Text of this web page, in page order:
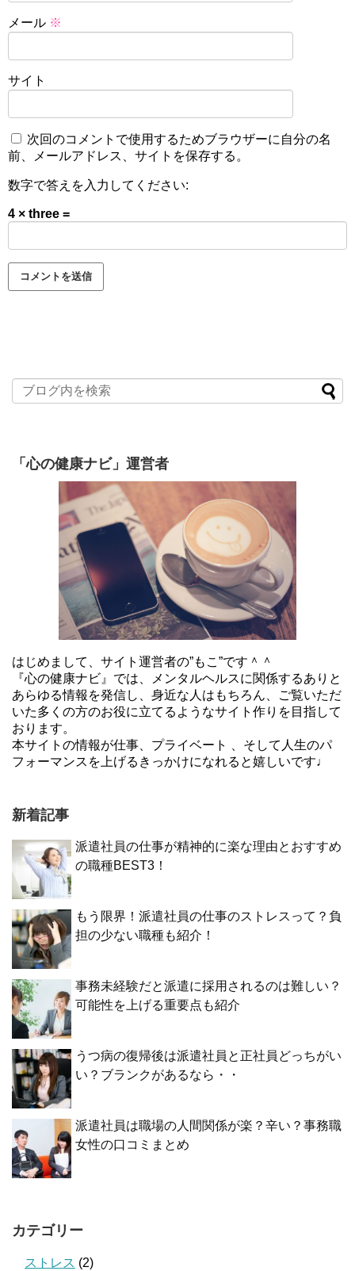
メール ※
サイト
次回のコメントで使用するためブラウザーに自分の名
前、メールアドレス、サイトを保存する。
数字で答えを入力してください:
4 × three =
「心の健康ナビ」運営者
はじめまして、サイト運営者の”もこ”です＾＾
『心の健康ナビ』では、メンタルヘルスに関係するありと
あらゆる情報を発信し、身近な人はもちろん、ご覧いただ
いた多くの方のお役に立てるようなサイト作りを目指して
おります。
本サイトの情報が仕事、プライベート 、そして人生のパ
フォーマンスを上げるきっかけになれると嬉しいです♩
新着記事
派遣社員の仕事が精神的に楽な理由とおすすめ
の職種BEST3！
もう限界！派遣社員の仕事のストレスって？負
担の少ない職種も紹介！
事務未経験だと派遣に採用されるのは難しい？
可能性を上げる重要点も紹介
うつ病の復帰後は派遣社員と正社員どっちがい
い？ブランクがあるなら・・
派遣社員は職場の人間関係が楽？辛い？事務職
女性の口コミまとめ
カテゴリー
ストレス (2)